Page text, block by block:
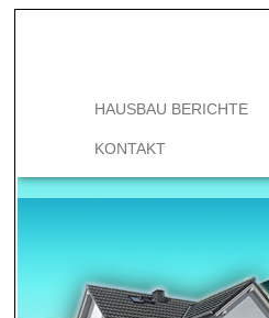
HAUSBAU BERICHTE
KONTAKT